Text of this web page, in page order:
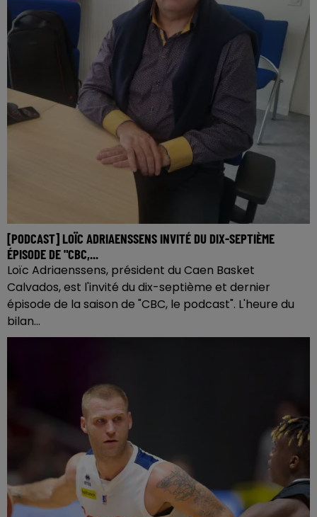
[PODCAST] LOÏC ADRIAENSSENS INVITÉ DU DIX-SEPTIÈME
ÉPISODE DE "CBC,...
Loïc Adriaenssens, président du Caen Basket
Calvados, est l'invité du dix-septième et dernier
épisode de la saison de "CBC, le podcast". L'heure du
bilan...